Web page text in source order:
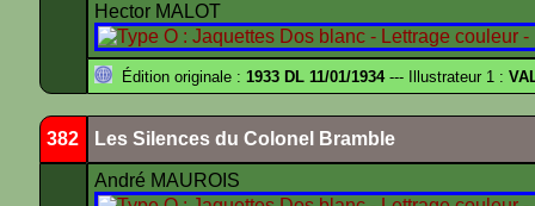
Hector MALOT
Édition originale : 1933 DL 11/01/1934--- Illustrateur 1 :
382 Les Silences du Colonel Bramble
André MAUROIS